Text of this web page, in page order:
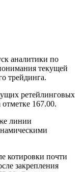
аналитики по
текущей
трейдинга.
ретейлинговых
167.00.
линии
котировки почти
закрепления